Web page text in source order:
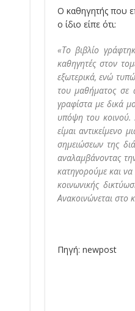
Ο καθηγητής που
ο ίδιο είπε ότι:
«Το βιβλίο
καθηγητές στον
εξωτερικά, ενώ
του μαθήματος σε
γραφίστα με δικά
υπόψη του κοινού.
είμαι αντικείμενο
σημειώσεων της
αναλαμβάνοντας
κατηγορούμε και
κοινωνικής
Ανακοινώνεται στο
Πηγή: newpost